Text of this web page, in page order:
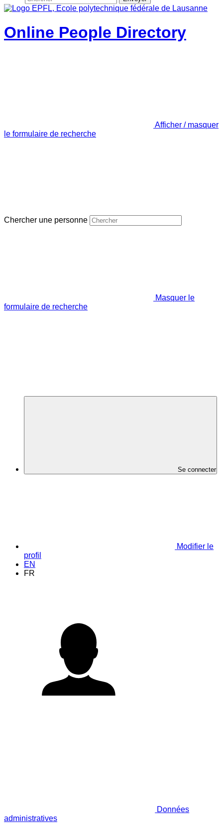
Online People Directory
Afficher / masquer
le formulaire de recherche
Chercher une personne
Masquer le
formulaire de recherche
Se connecter
Modifier le
profil
EN
FR
Données
administratives